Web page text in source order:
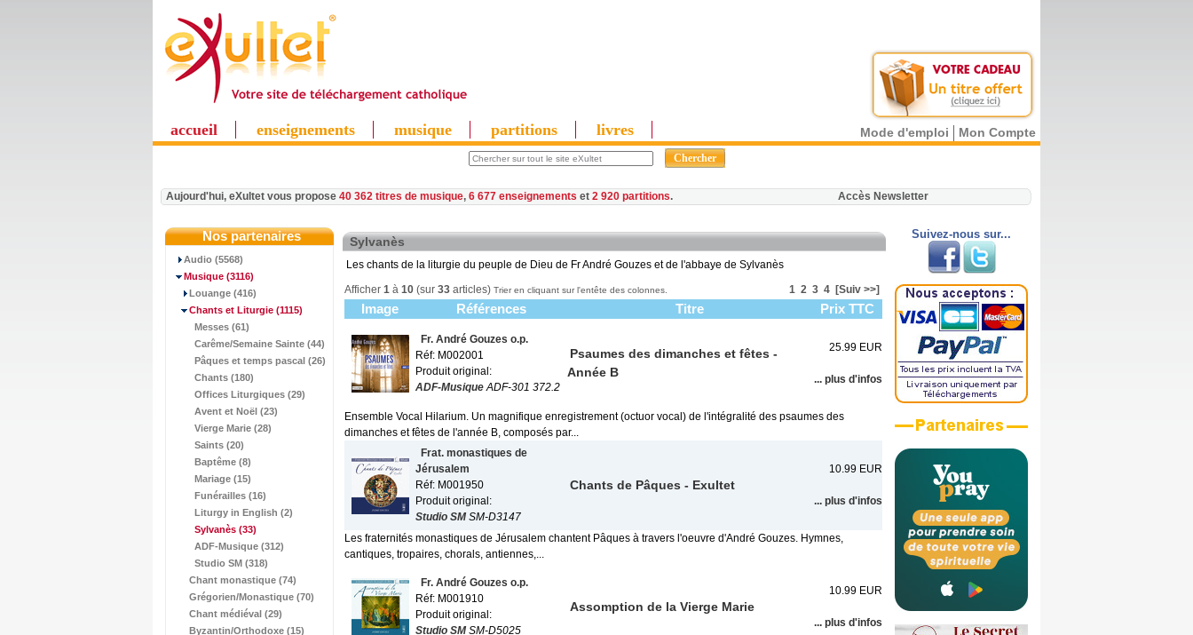
accueil enseignements musique partitions livres Mode d'emploi Mon Compte
Aujourd'hui, eXultet vous propose 40 362 titres de musique, 6 677 enseignements et 2 920 partitions. Accès Newsletter
Nos partenaires
Audio (5568)
Musique (3116)
Louange (416)
Chants et Liturgie (1115)
Messes (61)
Carême/Semaine Sainte (44)
Pâques et temps pascal (26)
Chants (180)
Offices Liturgiques (29)
Avent et Noël (23)
Vierge Marie (28)
Saints (20)
Baptême (8)
Mariage (15)
Funérailles (16)
Liturgy in English (2)
Sylvanès (33)
ADF-Musique (312)
Studio SM (318)
Chant monastique (74)
Grégorien/Monastique (70)
Chant médiéval (29)
Byzantin/Orthodoxe (15)
Sylvanès
Les chants de la liturgie du peuple de Dieu de Fr André Gouzes et de l'abbaye de Sylvanès
Afficher 1 à 10 (sur 33 articles) Trier en cliquant sur l'entête des colonnes. 1 2 3 4 [Suiv >>]
Image Références Titre Prix TTC
Fr. André Gouzes o.p.
Réf: M002001
Produit original:
ADF-MusiqueADF-301 372.2
Psaumes des dimanches et fêtes -
Année B
25.99 EUR
... plus d'infos
Ensemble Vocal Hilarium. Un magnifique enregistrement (octuor vocal) de l'intégralité des psaumes des
dimanches et fêtes de l'année B, composés par...
Frat. monastiques de
Jérusalem
Réf: M001950
Produit original:
Studio SM SM-D3147
Chants de Pâques - Exultet
10.99 EUR
... plus d'infos
Les fraternités monastiques de Jérusalem chantent Pâques à travers l'oeuvre d'André Gouzes. Hymnes,
cantiques, tropaires, chorals, antiennes,...
Fr. André Gouzes o.p.
Réf: M001910
Produit original:
Studio SM SM-D5025
Assomption de la Vierge Marie
10.99 EUR
... plus d'infos
Suivez-nous sur...